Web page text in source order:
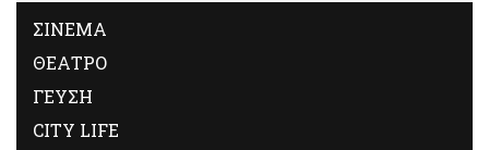
ΣΙΝΕΜΑ
ΘΕΑΤΡΟ
ΓΕΥΣΗ
CITY LIFE